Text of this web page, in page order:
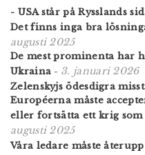
- USA står på Rysslands
Det finns inga bra
augusti 2025
De mest prominenta har
Ukraina - 3. januari 2026
Zelenskyjs ödesdigra
Européerna måste
eller fortsätta ett krig
augusti 2025
Våra ledare måste